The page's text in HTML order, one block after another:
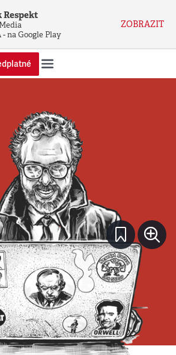
Respekt
- na Google Play
ZOBRAZIT
•3minuty
Gratulace